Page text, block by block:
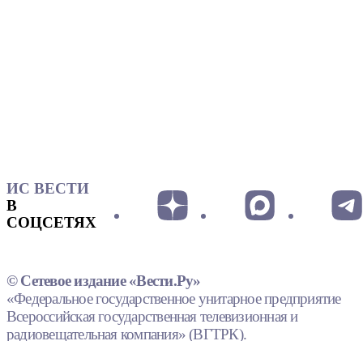
ИС ВЕСТИ
В
СОЦСЕТЯХ
© Сетевое издание «Вести.Ру»
«Федеральное государственное унитарное предприятие
Всероссийская государственная телевизионная и
радиовещательная компания» (ВГТРК).